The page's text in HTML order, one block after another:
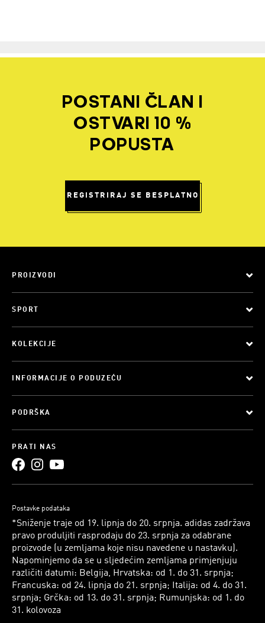
POSTANI ČLAN I
OSTVARI 10 %
POPUSTA
REGISTRIRAJ SE BESPLATNO
PROIZVODI
SPORT
KOLEKCIJE
INFORMACIJE O PODUZEĆU
PODRŠKA
PRATI NAS
Postavke podataka
*Sniženje traje od 19. lipnja do 20. srpnja. adidas zadržava
pravo produljiti rasprodaju do 23. srpnja za odabrane
proizvode (u zemljama koje nisu navedene u nastavku).
Napominjemo da se u sljedećim zemljama primjenjuju
različiti datumi: Belgija, Hrvatska: od 1. do 31. srpnja;
Francuska: od 24. lipnja do 21. srpnja; Italija: od 4. do 31.
srpnja; Grčka: od 13. do 31. srpnja; Rumunjska: od 1. do
31. kolovoza